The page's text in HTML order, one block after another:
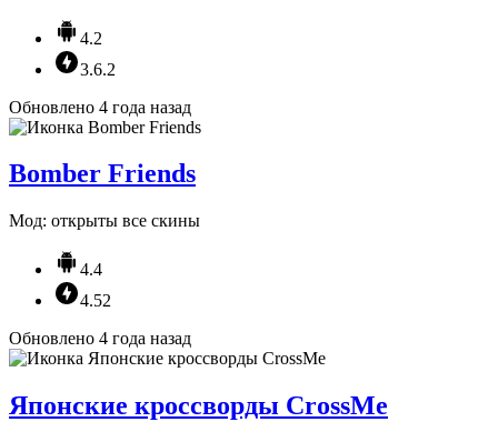
4.2
3.6.2
Обновлено 4 года назад
Bomber Friends
Мод: открыты все скины
4.4
4.52
Обновлено 4 года назад
Японские кроссворды CrossMe